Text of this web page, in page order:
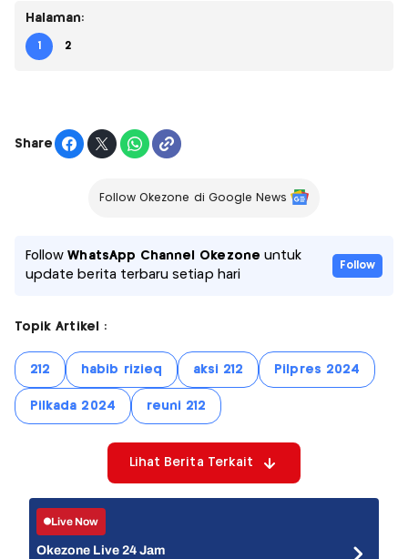
Halaman:
1 2
Share
Follow Okezone di Google News
FollowWhatsApp Channel Okezone untuk
update berita terbaru setiap hari
Follow
Topik Artikel :
212 habib rizieq aksi 212 Pilpres 2024
Pilkada 2024 reuni 212
Lihat Berita Terkait
Live Now
Okezone Live 24 Jam